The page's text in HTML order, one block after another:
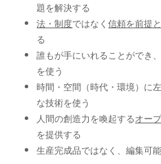
題を解決する
法・制度ではなく信頼を前提
る
誰もが手にいれることができ
を使う
時間・空間（時代・環境）に
な技術を使う
人間の創造力を喚起するオー
を提供する
生産完成品ではなく、編集可